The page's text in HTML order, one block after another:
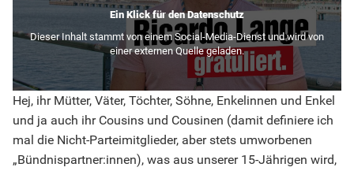
Ein Klick für den Datenschutz
Dieser Inhalt stammt von einem Social-Media-Dienst und wird von
einer externen Quelle geladen.
Hej, ihr Mütter, Väter, Töchter, Söhne, Enkelinnen und Enkel
und ja auch ihr Cousins und Cousinen (damit definiere ich
mal die Nicht-Parteimitglieder, aber stets umworbenen
„Bündnispartner:innen), was aus unserer 15-Jährigen wird,